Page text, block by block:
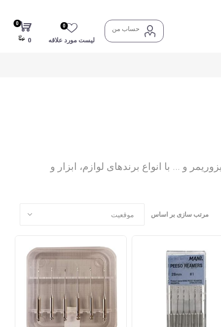
حساب من
لیست مورد علاقه
0
0
0
و ... با انواع برندهای لوازم، ابزار و
مرتب سازی بر اساس